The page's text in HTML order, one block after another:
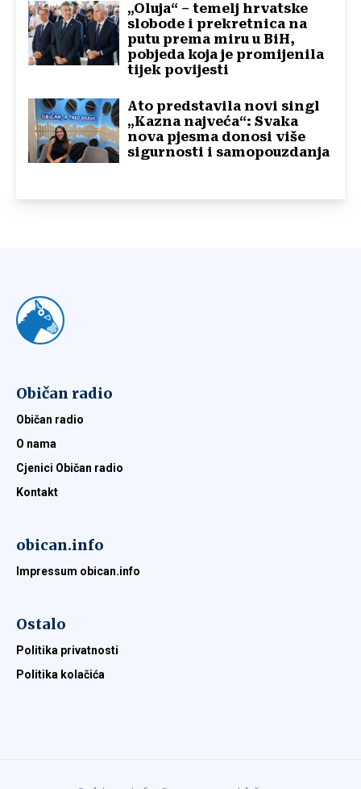
„Oluja“ – temelj hrvatske
slobode i prekretnica na
putu prema miru u BiH,
pobjeda koja je promijenila
tijek povijesti
Ato predstavila novi singl
„Kazna najveća“: Svaka
nova pjesma donosi više
sigurnosti i samopouzdanja
Običan radio
Običan radio
O nama
Cjenici Običan radio
Kontakt
obican.info
Impressum obican.info
Ostalo
Politika privatnosti
Politika kolačića